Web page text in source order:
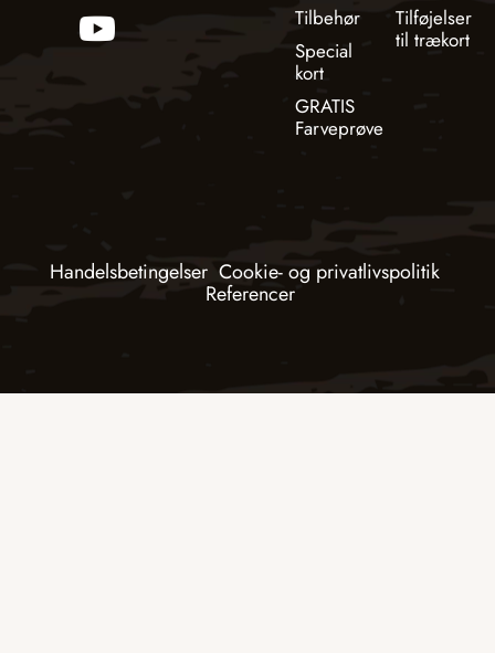
Tilbehør
Special
kort
GRATIS
Farveprøve
Tilføjelser
til trækort
Handelsbetingelser Cookie- og privatlivspolitik
Referencer